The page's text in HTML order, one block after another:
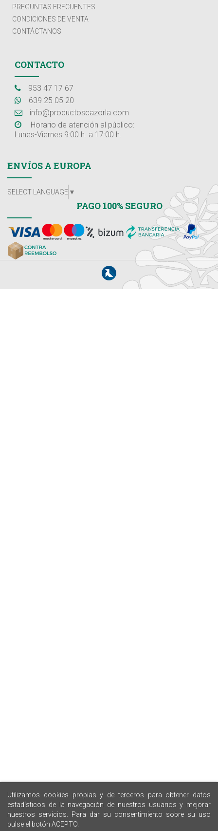
PREGUNTAS FRECUENTES
CONDICIONES DE VENTA
CONTÁCTANOS
CONTACTO
953 47 17 67
639 25 05 20
info@productoscazorla.com
Horario de atención al público:
Lunes-Viernes 9:00 h. a 17:00 h.
Utilizamos cookies propias y de terceros para obtener datos
estadísticos de la navegación de nuestros usuarios y mejorar
nuestros servicios. Para dar su consentimiento sobre su uso
pulse el botón ACEPTO.
ENVÍOS A EUROPA
SELECT LANGUAGE ▼
PAGO 100% SEGURO